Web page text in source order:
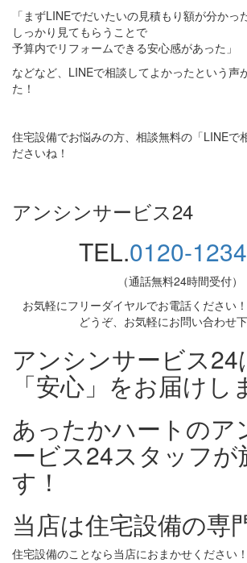
「まずLINEでだいたいの見積もり額が分かっ
しっかり見てもらうことで
予算内でリフォームできる安心感があった」
などなど、LINEで相談してよかったという声
た！
住宅設備でお悩みの方、相談無料の「LINEで
ださいね！
アンシンサービス24
TEL.0120-
（通話無料24時間受付）
お気軽にフリーダイヤルでお電話ください
どうぞ、お気軽にお問い合わせ下
アンシンサービス24
「安心」をお届けし
あったかハートのア
ービス24スタッフが
す！
当店は住宅設備の専
住宅設備のことなら当店におまかせください